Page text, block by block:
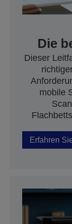
Die
Dieser
mobile
Erfahren